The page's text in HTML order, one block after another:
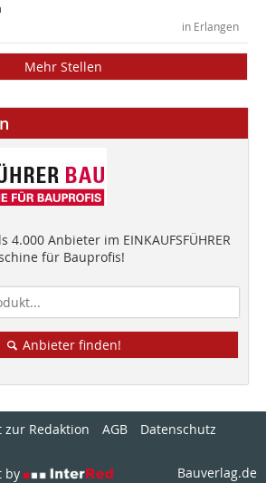
in Erlangen
Mehr Stellen
4.000 Anbieter im EINKAUFSFÜHRER
für Bauprofis!
Anbieter finden!
zur Redaktion AGB
Datenschutz
by
Bauverlag.de